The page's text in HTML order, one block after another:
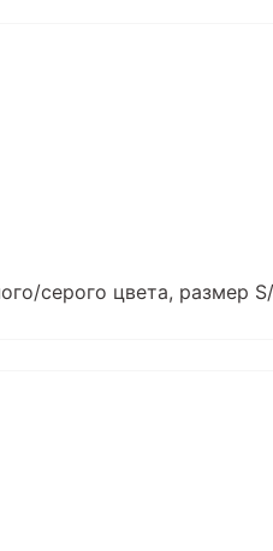
серого цвета, размер